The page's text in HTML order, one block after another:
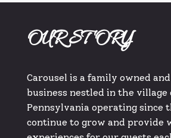
OUR STORY
Carousel is a family owned
business nestled in the village
Pennsylvania operating since
continue to grow and provide